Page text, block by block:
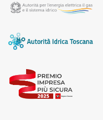
modificare o ritirare il tuo
Utilizziamo dei cookie
la navigazione sulle
protette. In linea con le
dall’Utente e con i
cookie possono essere